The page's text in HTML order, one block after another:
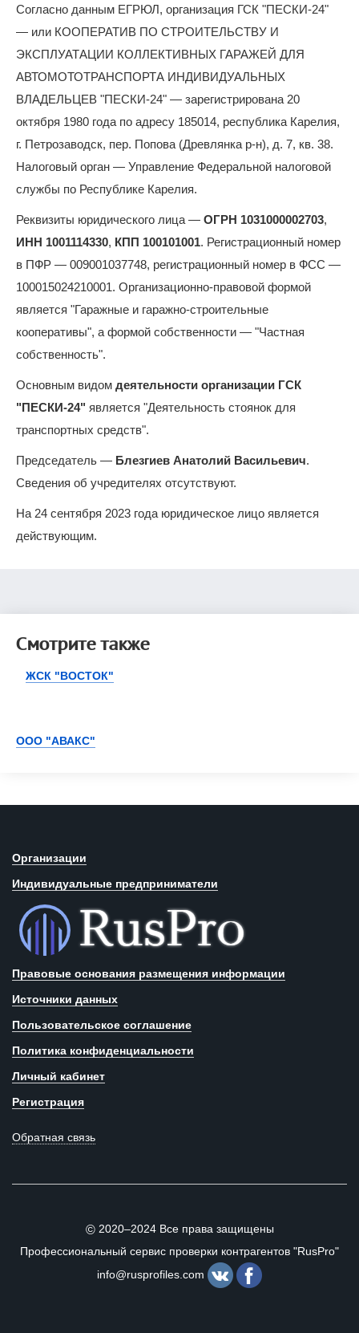
Согласно данным ЕГРЮЛ, организация ГСК "ПЕСКИ-24"
— или КООПЕРАТИВ ПО СТРОИТЕЛЬСТВУ И
ЭКСПЛУАТАЦИИ КОЛЛЕКТИВНЫХ ГАРАЖЕЙ ДЛЯ
АВТОМОТОТРАНСПОРТА ИНДИВИДУАЛЬНЫХ
ВЛАДЕЛЬЦЕВ "ПЕСКИ-24" — зарегистрирована 20
октября 1980 года по адресу 185014, республика Карелия,
г. Петрозаводск, пер. Попова (Древлянка р-н), д. 7, кв. 38.
Налоговый орган — Управление Федеральной налоговой
службы по Республике Карелия.
Реквизиты юридического лица — ОГРН 1031000002703,
ИНН 1001114330, КПП 100101001. Регистрационный номер
в ПФР — 009001037748, регистрационный номер в ФСС —
100015024210001. Организационно-правовой формой
является "Гаражные и гаражно-строительные
кооперативы", а формой собственности — "Частная
собственность".
Основным видом деятельности организации ГСК
"ПЕСКИ-24" является "Деятельность стоянок для
транспортных средств".
Председатель — Блезгиев Анатолий Васильевич.
Сведения об учредителях отсутствуют.
На 24 сентября 2023 года юридическое лицо является
действующим.
Смотрите также
ЖСК "ВОСТОК"
ООО "АВАКС"
Организации
Индивидуальные предприниматели
Правовые основания размещения информации
Источники данных
Пользовательское соглашение
Политика конфиденциальности
Личный кабинет
Регистрация
Обратная связь
©2020–2024 Все права защищены
Профессиональный сервис проверки контрагентов "RusPro"
info@rusprofiles.com